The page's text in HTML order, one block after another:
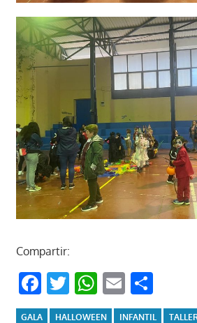
Compartir:
Facebook
Twitter
WhatsApp
Email
GALA HALLOWEEN INFANTIL